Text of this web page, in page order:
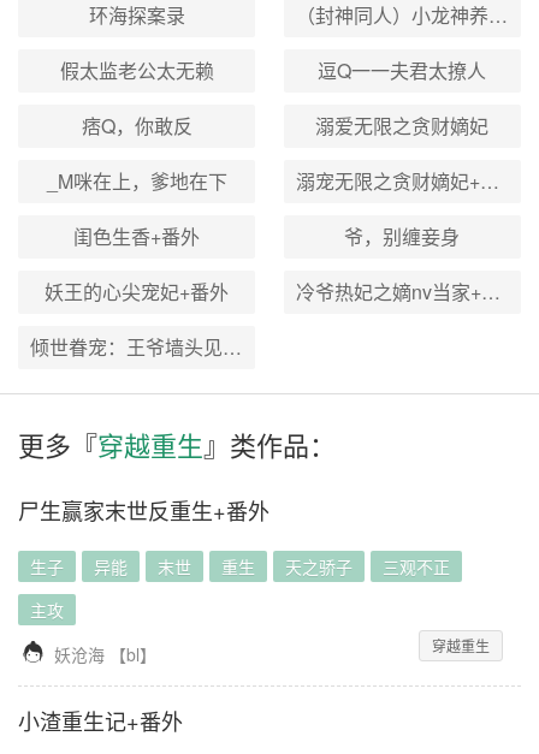
环海探案录
（封神同人）小龙神养成日记[主封神]
假太监老公太无赖
逗Q一一夫君太撩人
痞Q，你敢反
溺爱无限之贪财嫡妃
_M咪在上，爹地在下
溺宠无限之贪财嫡妃+番外
闺色生香+番外
爷，别缠妾身
妖王的心尖宠妃+番外
冷爷热妃之嫡nv当家+番外
倾世眷宠：王爷墙头见+番外
更多『穿越重生 』类作品：
尸生赢家末世反重生+番外
生子 异能 末世 重生 天之骄子
三观不正
主攻
 妖沧海 【bl】 穿越重生
小渣重生记+番外